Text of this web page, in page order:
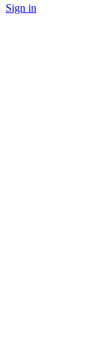
Sign in